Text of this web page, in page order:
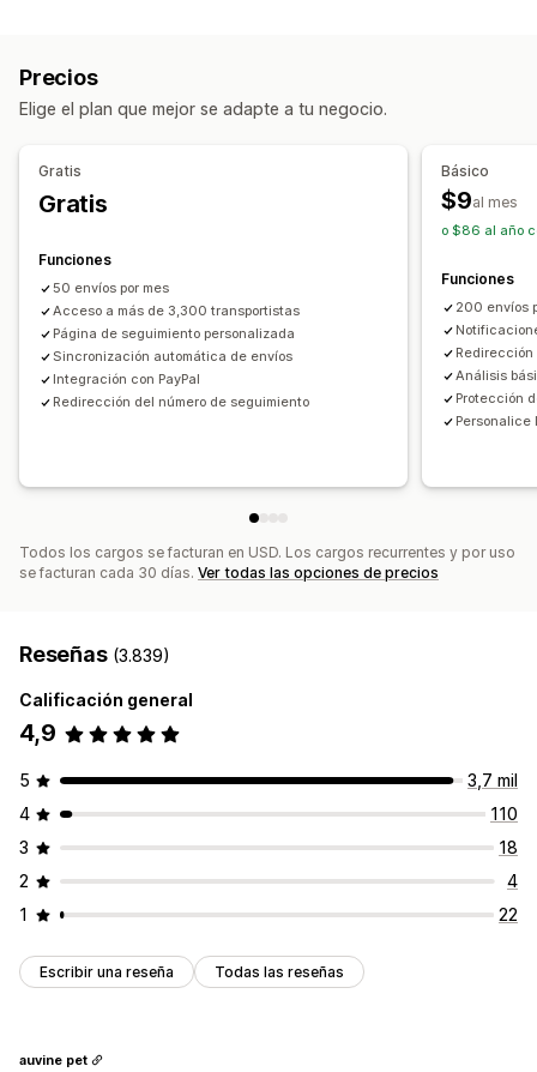
Enlace de seguimiento personalizado
Fecha de entrega estimada Seguimiento general
Múltiples empresas de transportes
Informes y estadísticas
Notificaciones
Correo electrónico Notificaciones en tiempo real
Traducción
Notificaciones personalizadas
Automatizaciones
Sincronización de pedidos
Selección de empresa de transportes
Seguimiento en tiempo real
Notificaciones de correo electrónico
Actualizaciones de pedidos
Precios
Elige el plan que mejor se adapte a tu negocio.
Gratis
Gratis
Funciones
50 envíos por mes
Acceso a más de 3,300 transportistas
Página de seguimiento personalizada
Sincronización automática de envíos
Integración con PayPal
Redirección del número de seguimiento
Básico
$9al mes
o $86 al año
Funciones
200 envíos
Análisis
Protección
Personalice
Todos los cargos se facturan en USD. Los cargos recurrentes y por uso
se facturan cada 30 días. Ver todas las opciones de precios
Reseñas (3.839)
Calificación general
4,9
5
3,7 mil
4
110
3
18
2
4
1
22
Escribir una reseña Todas las reseñas
auvine pet